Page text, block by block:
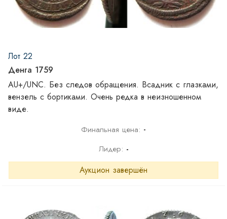
Лот 22
Денга 1759
AU+/UNC. Без следов обращения. Всадник с глазками,
вензель с бортиками. Очень редка в неизношенном
виде.
Финальная цена: -
Лидер: -
Аукцион завершён